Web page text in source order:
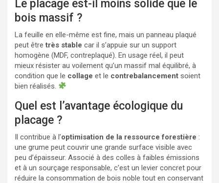
Le placage est-il moins solide que le
bois massif ?
La feuille en elle-même est fine, mais un panneau plaqué
peut êtretrès stable car il s’appuie sur un support
homogène (MDF, contreplaqué). En usage réel, il peut
mieux résister au voilement qu’un massif mal équilibré, à
condition que le collage et le contrebalancement soient
bien réalisés.
Quel est l’avantage écologique du
placage ?
Il contribue à l’optimisation de la ressource forestière :
une grume peut couvrir une grande surface visible avec
peu d’épaisseur. Associé à des colles à faibles émissions
et à un sourçage responsable, c’est un levier concret pour
réduire la consommation de bois noble tout en conservant